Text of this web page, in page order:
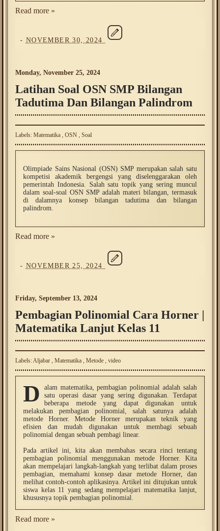
Read more »
- NOVEMBER 30, 2024
Monday, November 25, 2024
Latihan Soal OSN SMP Bilangan
Tadutima Dan Bilangan Palindrom
Labels: Matematika , OSN , Soal
Olimpiade Sains Nasional (OSN) SMP merupakan salah satu
kompetisi akademik bergengsi yang diselenggarakan oleh
pemerintah Indonesia. Salah satu topik yang sering muncul
dalam soal-soal OSN SMP adalah materi bilangan, termasuk
di dalamnya konsep bilangan tadutima dan bilangan
palindrom.
Read more »
- NOVEMBER 25, 2024
Friday, September 13, 2024
Pembagian Polinomial Cara Horner |
Matematika Lanjut Kelas 11
Labels:Aljabar , Matematika , Metode , video
D
alam matematika, pembagian polinomial adalah salah
satu operasi dasar yang sering digunakan. Terdapat
beberapa metode yang dapat digunakan untuk
melakukan pembagian polinomial, salah satunya adalah
metode Horner. Metode Horner merupakan teknik yang
efisien dan mudah digunakan untuk membagi sebuah
polinomial dengan sebuah pembagi linear.
Pada artikel ini, kita akan membahas secara rinci tentang
pembagian polinomial menggunakan metode Horner. Kita
akan mempelajari langkah-langkah yang terlibat dalam proses
pembagian, memahami konsep dasar metode Horner, dan
melihat contoh-contoh aplikasinya. Artikel ini ditujukan untuk
siswa kelas 11 yang sedang mempelajari matematika lanjut,
khususnya topik pembagian polinomial.
Read more »